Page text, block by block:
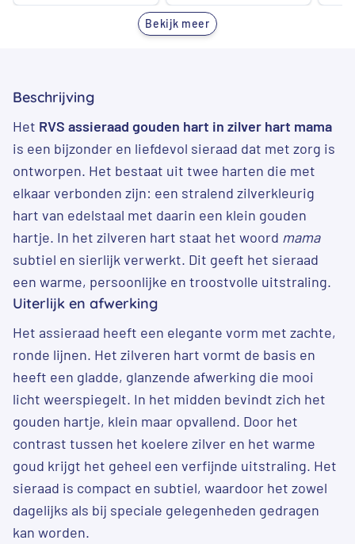
was:
is:
€ 19,95.
was:
€ 32,95.
is:
Bekijk meer
Beschrijving
Het RVS assieraad gouden hart in zilver hart mama
is een bijzonder en liefdevol sieraad dat met zorg is
ontworpen. Het bestaat uit twee harten die met
elkaar verbonden zijn: een stralend zilverkleurig
hart van edelstaal met daarin een klein gouden
hartje. In het zilveren hart staat het woord mama
subtiel en sierlijk verwerkt. Dit geeft het sieraad
een warme, persoonlijke en troostvolle uitstraling.
Uiterlijk en afwerking
Het assieraad heeft een elegante vorm met zachte,
ronde lijnen. Het zilveren hart vormt de basis en
heeft een gladde, glanzende afwerking die mooi
licht weerspiegelt. In het midden bevindt zich het
gouden hartje, klein maar opvallend. Door het
contrast tussen het koelere zilver en het warme
goud krijgt het geheel een verfijnde uitstraling. Het
sieraad is compact en subtiel, waardoor het zowel
dagelijks als bij speciale gelegenheden gedragen
kan worden.